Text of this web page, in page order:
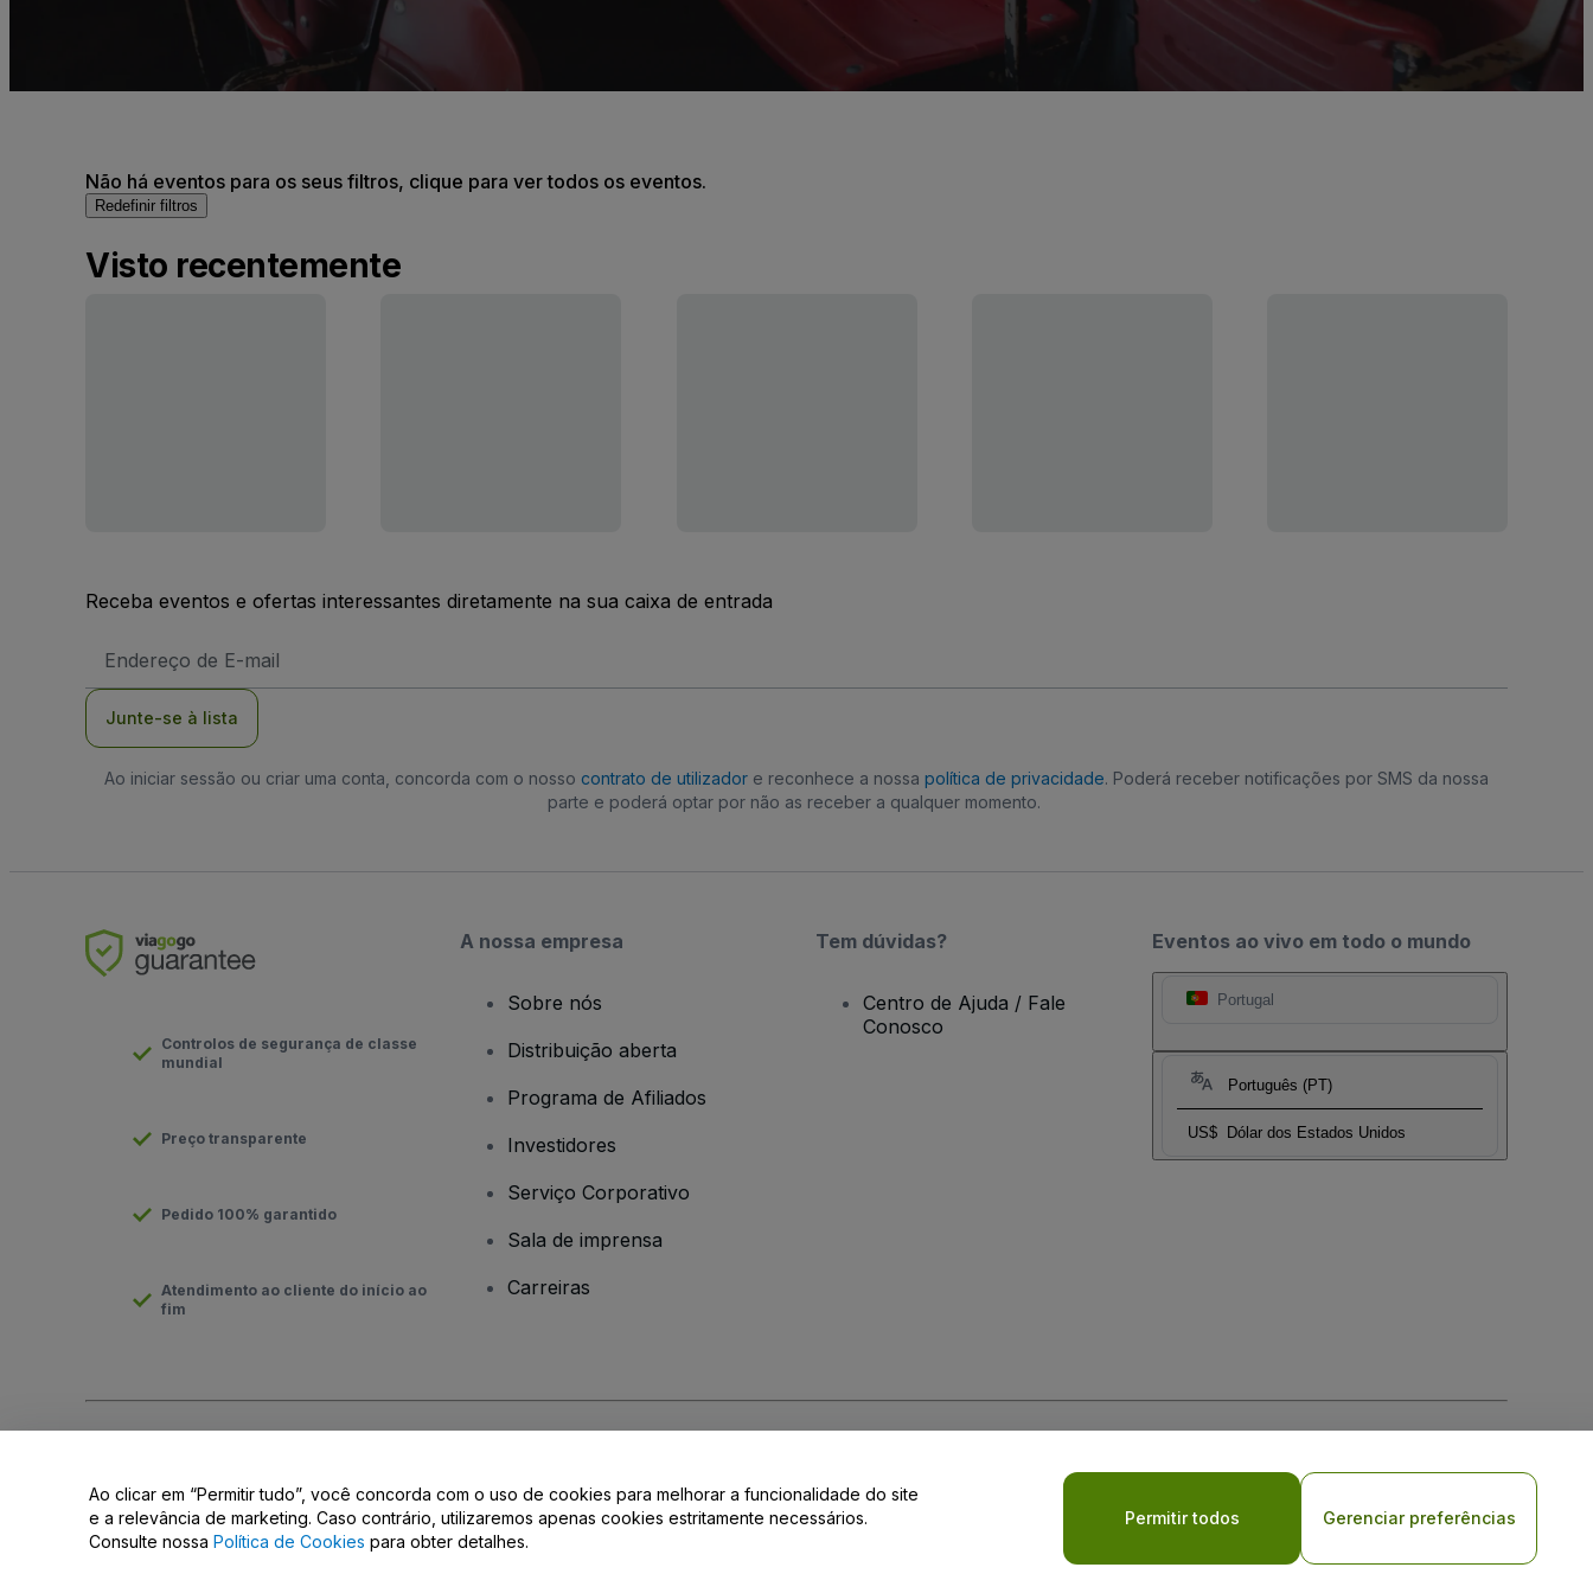
Não há eventos para os seus filtros, clique para ver todos os eventos.
Redefinir filtros
Visto recentemente
Receba eventos e ofertas interessantes diretamente na sua caixa de entrada
de
Junte-se à lista
Ao iniciar sessão ou criar uma conta, concorda com o nosso contrato de utilizador e reconhece a nossa política de privacidade. Poderá receber notificações por SMS da nossa
parte e poderá optar por não as receber a qualquer momento.
Eventos ao vivo em todo o mundo
Portugal
Português (PT)
US$ Dólar dos Estados Unidos
Controlos de segurança de classe
mundial
Preço transparente
Pedido 100% garantido
Atendimento ao cliente do início ao
fim
A nossa empresa
Sobre nós
Distribuição aberta
Programa de Afiliados
Investidores
Serviço Corporativo
Sala de imprensa
Carreiras
Tem dúvidas?
Centro de Ajuda / Fale
Conosco
Não partilhar as minhas informações pessoais/as suas opções de privacidade.
Ao clicar em “Permitir tudo”, você concorda com o uso de cookies para melhorar a funcionalidade do site
e a relevância de marketing. Caso contrário, utilizaremos apenas cookies estritamente necessários.
Consulte nossa Política de Cookies para obter detalhes.
Permitir todos Gerenciar preferências